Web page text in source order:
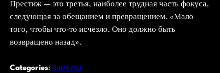
Престиж — это третья, наиболее трудная часть фокуса,
следующая за обещанием и превращением. «Мало
того, чтобы что-то исчезло. Оно должно быть
возвращено назад».
Categories: Фильмы